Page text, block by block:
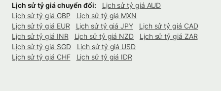
Lịch sử tỷ giá chuyển đổi:
Lịch sử tỷ giá AUD
Lịch sử tỷ giá GBP
Lịch sử tỷ giá MXN
Lịch sử tỷ giá EUR
Lịch sử tỷ giá JPY
Lịch sử tỷ giá CAD
Lịch sử tỷ giá INR
Lịch sử tỷ giá NZD
Lịch sử tỷ giá ZAR
Lịch sử tỷ giá SGD
Lịch sử tỷ giá USD
Lịch sử tỷ giá CHF
Lịch sử tỷ giá IDR